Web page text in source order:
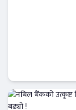
Banner News